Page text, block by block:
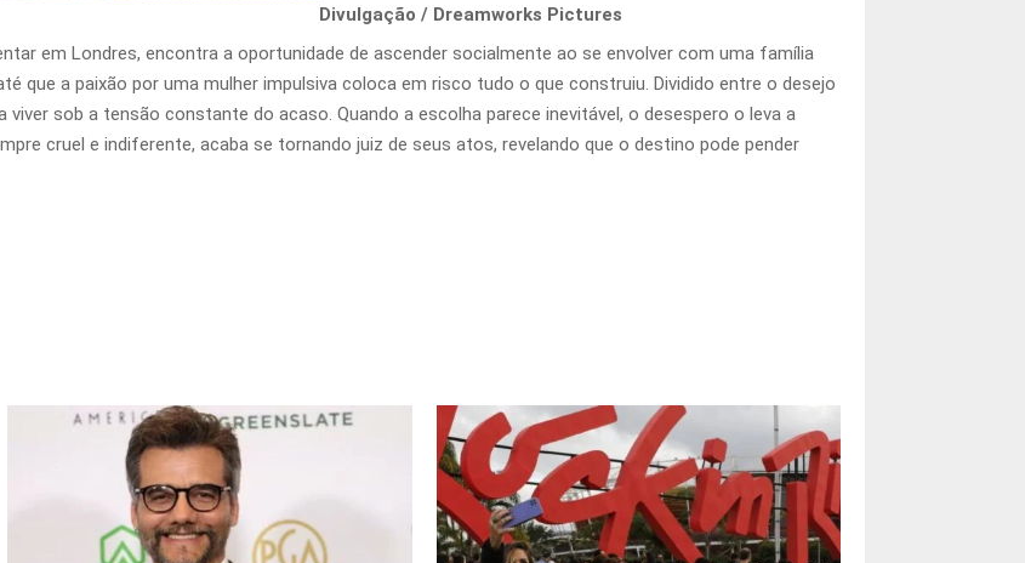
Divulgação / Dreamworks Pictures
em Londres, encontra a oportunidade de ascender socialmente ao se envolver com uma família
que a paixão por uma mulher impulsiva coloca em risco tudo o que construiu. Dividido entre o desejo
viver sob a tensão constante do acaso. Quando a escolha parece inevitável, o desespero o leva a
cruel e indiferente, acaba se tornando juiz de seus atos, revelando que o destino pode pender